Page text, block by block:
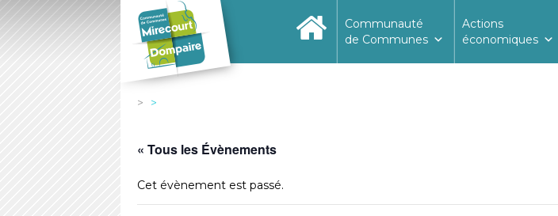
Communauté
de Communes
Actions
économiques
« Tous les Évènements
Cet évènement est passé.